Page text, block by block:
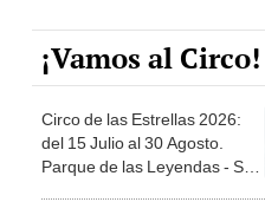
¡Vamos al Circo!
Circo de las Estrellas 2026:
del 15 Julio al 30 Agosto.
Parque de las Leyendas - San